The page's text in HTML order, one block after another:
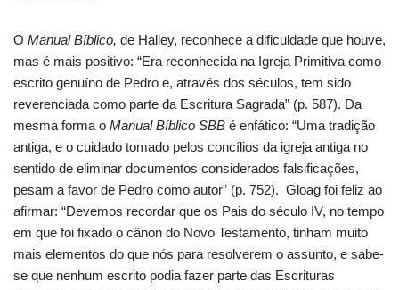
O Manual Bíblico, de Halley, reconhece a dificuldade que houve,
mas é mais positivo: “Era reconhecida na Igreja Primitiva como
escrito genuíno de Pedro e, através dos séculos, tem sido
reverenciada como parte da Escritura Sagrada” (p. 587). Da
mesma forma o Manual Bíblico SBB é enfático: “Uma tradição
antiga, e o cuidado tomado pelos concílios da igreja antiga no
sentido de eliminar documentos considerados falsificações,
pesam a favor de Pedro como autor” (p. 752). Gloag foi feliz ao
afirmar: “Devemos recordar que os Pais do século IV, no tempo
em que foi fixado o cânon do Novo Testamento, tinham muito
mais elementos do que nós para resolverem o assunto, e sabe-
se que nenhum escrito podia fazer parte das Escrituras